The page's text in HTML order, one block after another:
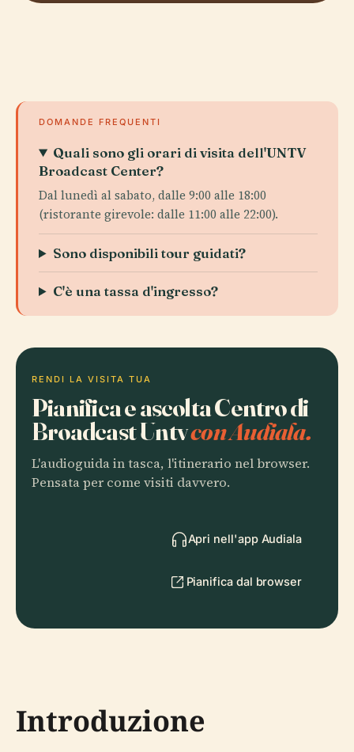
DOMANDE FREQUENTI
Quali sono gli orari di visita dell'UNTV
Broadcast Center?
Dal lunedì al sabato, dalle 9:00 alle 18:00
(ristorante girevole: dalle 11:00 alle 22:00).
Sono disponibili tour guidati?
C'è una tassa d'ingresso?
RENDI LA VISITA TUA
Pianifica e ascolta Centro di
Broadcast Untvcon Audiala.
L'audioguida in tasca, l'itinerario nel browser.
Pensata per come visiti davvero.
Apri nell'app Audiala
Pianifica dal browser
Introduzione